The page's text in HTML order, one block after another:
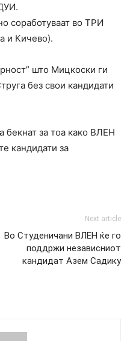
соработуваат во ТРИ
и Кичево).
што Мицкоски ги
без свои кандидати
за тоа како ВЛЕН
кандидати за
Next article
Во Студеничани ВЛЕН ќе го
поддржи независниот
кандидат Азем Садику